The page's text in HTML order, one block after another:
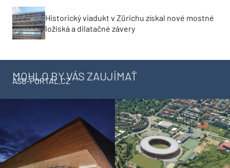
Historický viadukt v Zürichu získal nové mostné
ložiská a dilatačné závery
MOHLO BY VÁS ZAUJÍMAŤ
ASB-PORTAL.CZ